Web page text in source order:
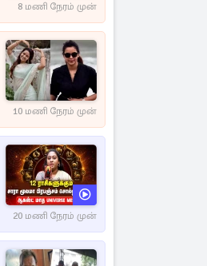
8 மணி நேரம் முன்
10 மணி நேரம் முன்
20 மணி நேரம் முன்